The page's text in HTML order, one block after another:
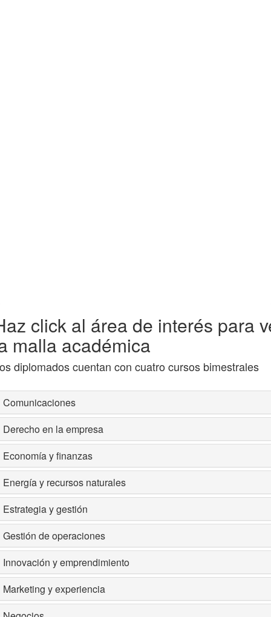
click al área de interés para
malla académica
diplomados cuentan con cuatro cursos bimestrales
Comunicaciones
Derecho en la empresa
Economía y finanzas
Energía y recursos naturales
Estrategia y gestión
Gestión de operaciones
Innovación y emprendimiento
Marketing y experiencia